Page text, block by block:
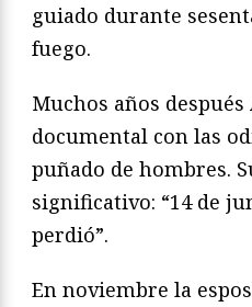
guiado durante
fuego.
Muchos años
documental con las
puñado de hombres.
significativo: “14 de
perdió”.
En noviembre la